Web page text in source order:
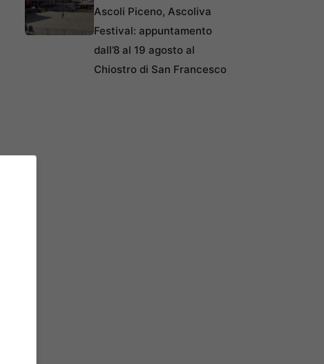
Ascoli Piceno, Ascoliva
Festival: appuntamento
dall’8 al 19 agosto al
Chiostro di San Francesco